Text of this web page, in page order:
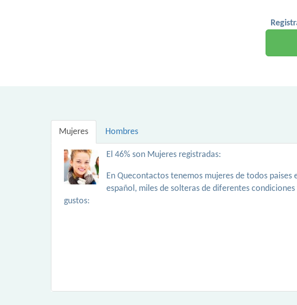
Mujeres Hombres
El 46% son Mujeres registradas:
En Quecontactos tenemos mujeres de todos paises
español, miles de solteras de diferentes condiciones
gustos: